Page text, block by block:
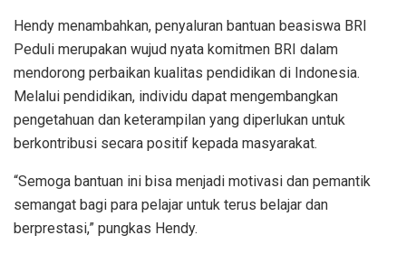
Hendy menambahkan, penyaluran bantuan beasiswa BRI
Peduli merupakan wujud nyata komitmen BRI dalam
mendorong perbaikan kualitas pendidikan di Indonesia.
Melalui pendidikan, individu dapat mengembangkan
pengetahuan dan keterampilan yang diperlukan untuk
berkontribusi secara positif kepada masyarakat.
“Semoga bantuan ini bisa menjadi motivasi dan pemantik
semangat bagi para pelajar untuk terus belajar dan
berprestasi,” pungkas Hendy.